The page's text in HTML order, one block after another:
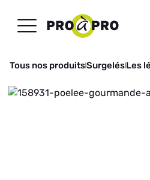
Tous nos produitsSurgelésLes